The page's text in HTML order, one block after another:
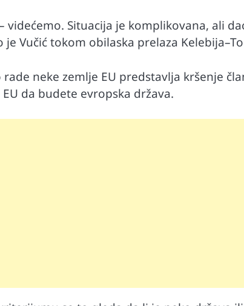
videćemo. Situacija je komplikovana, ali
je Vučić tokom obilaska prelaza
neke zemlje EU predstavlja kršenje
da budete evropska država.